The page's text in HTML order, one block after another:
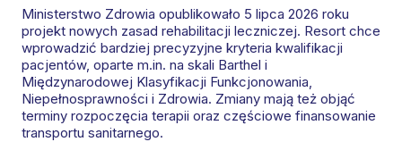
Ministerstwo Zdrowia opublikowało 5 lipca 2026 roku
projekt nowych zasad rehabilitacji leczniczej. Resort chce
wprowadzić bardziej precyzyjne kryteria kwalifikacji
pacjentów, oparte m.in. na skali Barthel i
Międzynarodowej Klasyfikacji Funkcjonowania,
Niepełnosprawności i Zdrowia. Zmiany mają też objąć
terminy rozpoczęcia terapii oraz częściowe finansowanie
transportu sanitarnego.